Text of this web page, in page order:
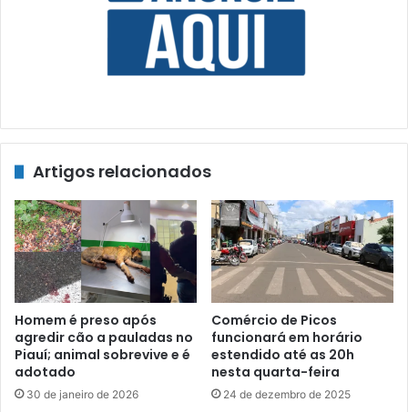
Artigos relacionados
Homem é preso após
agredir cão a pauladas no
Piauí; animal sobrevive e é
adotado
30 de janeiro de 2026
Comércio de Picos
funcionará em horário
estendido até as 20h
nesta quarta-feira
24 de dezembro de 2025